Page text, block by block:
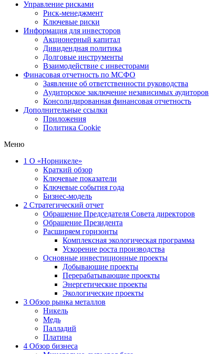
Управление рисками
Риск-менеджмент
Ключевые риски
Информация для инвесторов
Акционерный капитал
Дивидендная политика
Долговые инструменты
Взаимодействие с инвеcторами
Финасовая отчетность по МСФО
Заявление об ответственности руководства
Аудиторское заключение независимых аудиторов
Консолидированная финансовая отчетность
Дополнительные ссылки
Приложения
Политика Cookie
Меню
1 О «Норникеле»
Краткий обзор
Ключевые показатели
Ключевые события года
Бизнес-модель
2 Стратегический отчет
Обращение Председателя Совета директоров
Обращение Президента
Расширяем горизонты
Комплексная экологическая программа
Ускорение роста производства
Основные инвестиционные проекты
Добывающие проекты
Перерабатывающие проекты
Энергетические проекты
Экологические проекты
3 Обзор рынка металлов
Никель
Медь
Палладий
Платина
4 Обзор бизнеса